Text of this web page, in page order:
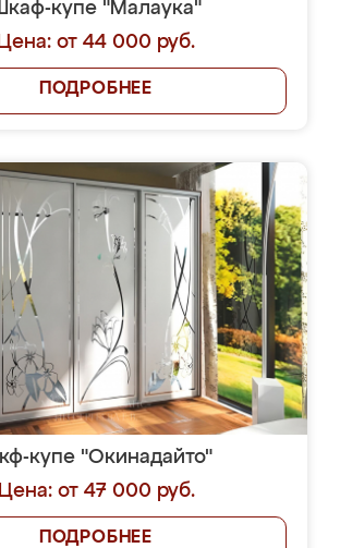
купе "Малаука"
Цена: от 44 000 руб.
ПОДРОБНЕЕ
купе "Окинадайто"
Цена: от 47 000 руб.
ПОДРОБНЕЕ